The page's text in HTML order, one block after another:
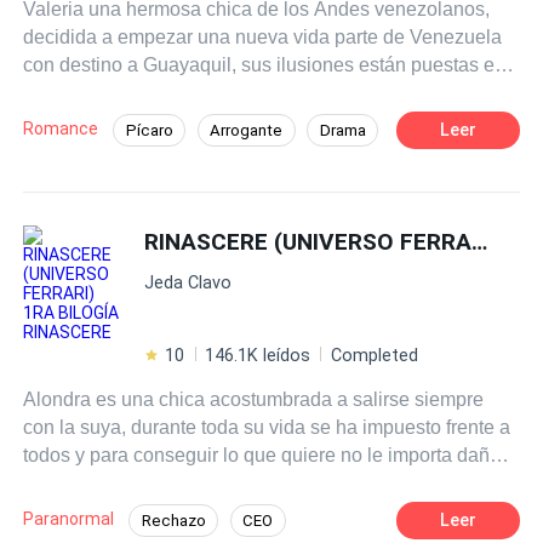
devastadora enfermedad pone a prueba su vínculo,
revelando secretos y enfrentando a la pareja con sus
peores miedos.
Valeria una hermosa chica de los Andes venezolanos,
decidida a empezar una nueva vida parte de Venezuela
con destino a Guayaquil, sus ilusiones están puestas en
prometedor. Empezó a trabajar en el Hotel Guayaquil
Resort, donde conoce a Lucca Rocco, un millonario
nunca es como te la imaginas...
Romance Pícaro Arrogante Drama
Embarazo
Leer
RINASCERE (UNIVERSO FERRARI) 1RA BILOGÍA RINASCERE
Jeda Clavo
10 146.1K leídos Completed
Alondra es una chica acostumbrada a salirse siempre
con la suya, durante toda su vida se ha impuesto frente a
todos y para conseguir lo que quiere no le importa dañar
descubren lo último que hizo y decididos a corregirla, le
Paranormal Rechazo CEO Leer